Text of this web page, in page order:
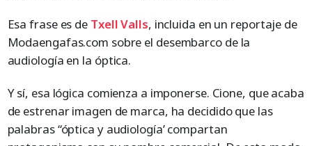
Esa frase es de Txell Valls, incluida en un reportaje de
Modaengafas.com sobre el desembarco de la
audiología en la óptica.
Y sí, esa lógica comienza a imponerse. Cione, que acaba
de estrenar imagen de marca, ha decidido que las
palabras “óptica y audiología’ compartan